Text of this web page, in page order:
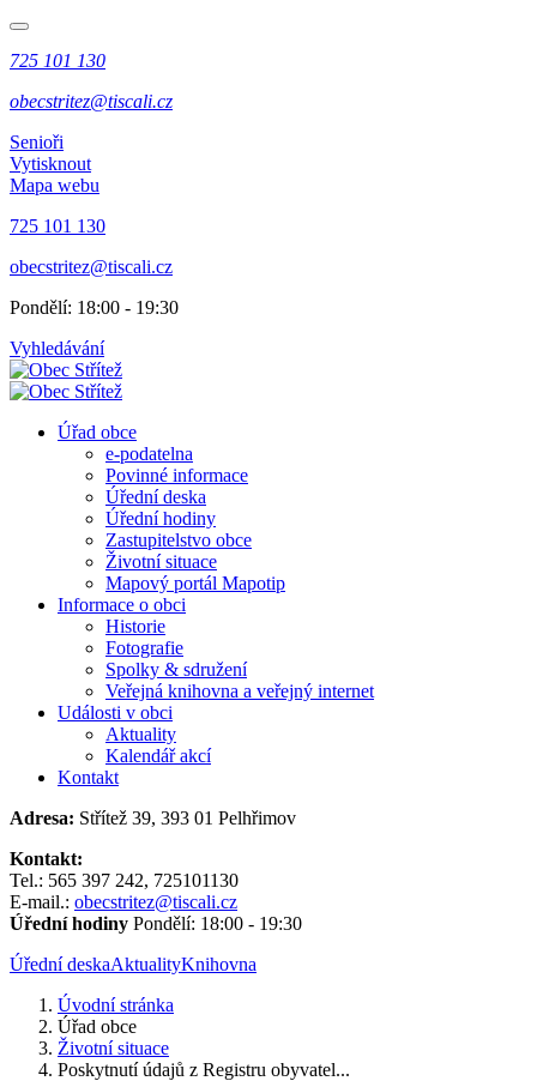
725 101 130
obecstritez@tiscali.cz
Senioři
Vytisknout
Mapa webu
725 101 130
obecstritez@tiscali.cz
Pondělí: 18:00 - 19:30
Vyhledávání
Úřad obce
e-podatelna
Povinné informace
Úřední deska
Úřední hodiny
Zastupitelstvo obce
Životní situace
Mapový portál Mapotip
Informace o obci
Historie
Fotografie
Spolky & sdružení
Veřejná knihovna a veřejný internet
Události v obci
Aktuality
Kalendář akcí
Kontakt
Adresa: Střítež 39, 393 01 Pelhřimov
Kontakt:
Tel.: 565 397 242, 725101130
E-mail.: obecstritez@tiscali.cz
Úřední hodiny Pondělí: 18:00 - 19:30
Úřední deskaAktualityKnihovna
Úvodní stránka
Úřad obce
Životní situace
Poskytnutí údajů z Registru obyvatel...